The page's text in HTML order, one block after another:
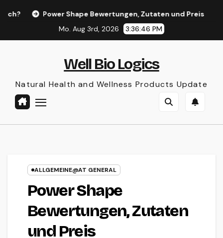
Power Shape Bewertungen, Zutaten und Preis
Mo. Aug 3rd, 2026
3:36:47 PM
Well Bio Logics
Natural Health and Wellness Products Update
ALLGEMEINE@AT GENERAL
Power Shape
Bewertungen, Zutaten
und Preis